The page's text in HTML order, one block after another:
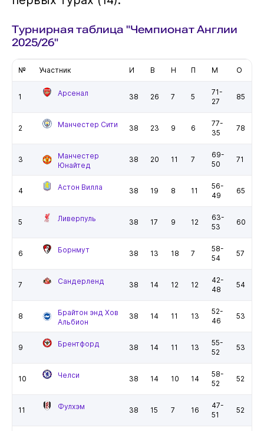
Турнирная таблица "Чемпионат Англии
2025/26"
№ Участник И В Н П М О
1 Арсенал 38 26 7 5
71-
27
85
2 Манчестер Сити 38 23 9 6
77-
35
78
3
Манчестер
Юнайтед
38 20 11 7
69-
50
71
4 Астон Вилла 38 19 8 11
56-
49
65
5 Ливерпуль 38 17 9 12
63-
53
60
6 Борнмут 38 13 18 7
58-
54
57
7 Сандерленд 38 14 12 12
42-
48
54
8
Брайтон энд Хов
Альбион
38 14 11 13
52-
46
53
9 Брентфорд 38 14 11 13
55-
52
53
10 Челси 38 14 10 14
58-
52
52
11 Фулхэм 38 15 7 16
47-
51
52